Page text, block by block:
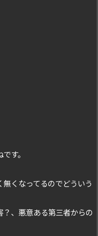
す。
くなってるのでどういう
、悪意ある第三者からの